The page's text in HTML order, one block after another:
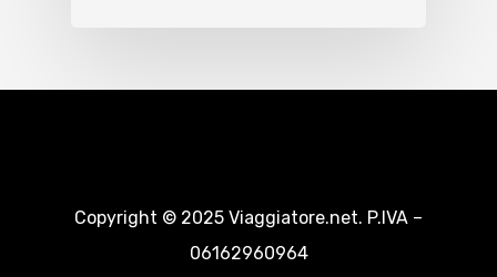
Copyright © 2025 Viaggiatore.net. P.IVA –
06162960964